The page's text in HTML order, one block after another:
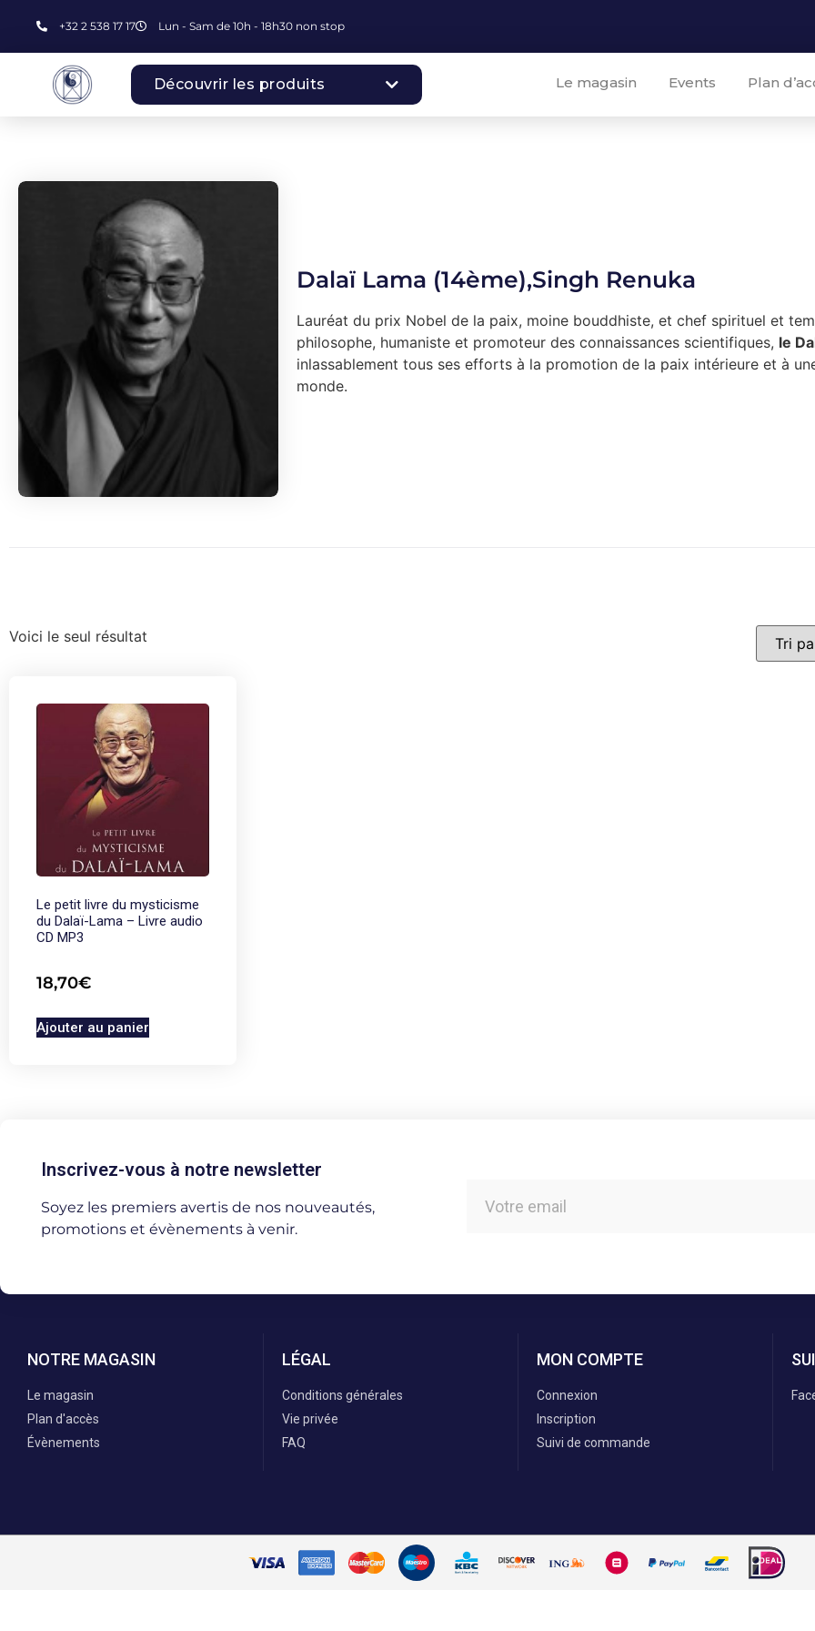
+32 2 538 17 17 Lun - Sam de 10h - 18h30 non stop
Découvrir les produits Le magasin Events Plan
Dalaï Lama (14ème),Singh Renuka
Lauréat du prix Nobel de la paix, moine bouddhiste, et chef spirituel et
philosophe, humaniste et promoteur des connaissances scientifiques, le
inlassablement tous ses efforts à la promotion de la paix intérieure et à
monde.
Voici le seul résultat
Le petit livre du mysticisme
du Dalaï-Lama – Livre audio
CD MP3
18,70€
Ajouter au panier
Inscrivez-vous à notre newsletter
Soyez les premiers avertis de nos nouveautés,
promotions et évènements à venir.
NOTRE MAGASIN
Le magasin
Plan d'accès
Évènements
LÉGAL
Conditions générales
Vie privée
FAQ
MON COMPTE
Connexion
Inscription
Suivi de commande